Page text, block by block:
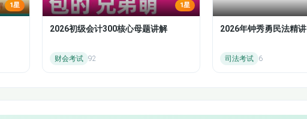
1星 1星
2026初级会计300核心母题讲解
财会考试 92
2026年钟秀勇民法精讲
司法考试 6